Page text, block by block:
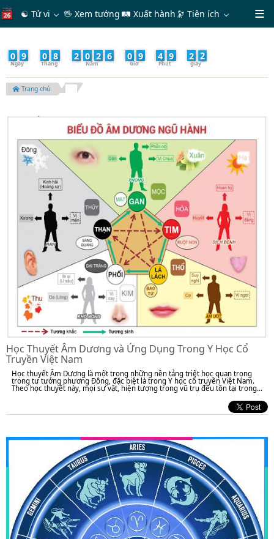
☯ Tử vi 🖖 Xem tướng 🛤 Xuất hành 🔭Tiện ích
0 9 0 8 2 0 2 6 0 9 4 9 2 4
Trang chủ
Học Thuyết Âm Dương và Ứng Dụng Trong Y Học Cổ
Truyền Việt Nam
Học thuyết Âm Dương là một trong những nền tảng triết học quan trọng
trong tư tưởng phương Đông, đặc biệt là trong Y học cổ truyền Việt Nam.
Theo học thuyết này, mọi sự vật, hiện tượng trong vũ trụ đều tồn tại trong...